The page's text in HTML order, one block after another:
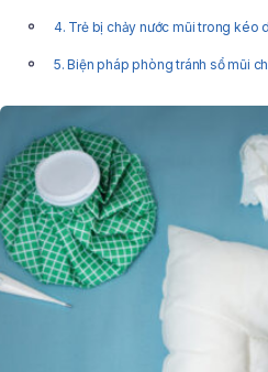
4. Trẻ bị chảy nước mũi trong kéo
5. Biện pháp phòng tránh sổ mũi